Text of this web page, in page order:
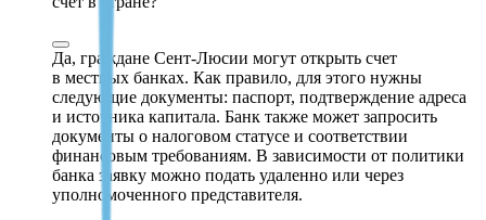
Да, граждане Сент-Люсии могут открыть счет
в местных банках. Как правило, для этого нужны
следующие документы: паспорт, подтверждение адреса
и источника капитала. Банк также может запросить
документы о налоговом статусе и соответствии
финансовым требованиям. В зависимости от политики
банка заявку можно подать удаленно или через
уполномоченного представителя.